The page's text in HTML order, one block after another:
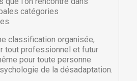
catégories
classification organisée,
tout professionnel et futur
pour toute personne
de la désadaptation.